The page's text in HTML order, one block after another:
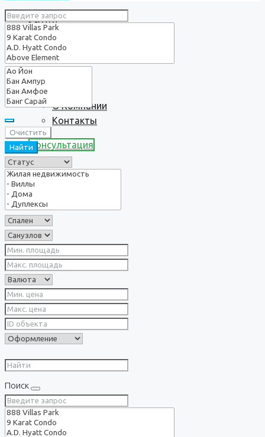
Услуги
О нас
О Компании
Контакты
Консультация
Очистить
Найти
Поиск